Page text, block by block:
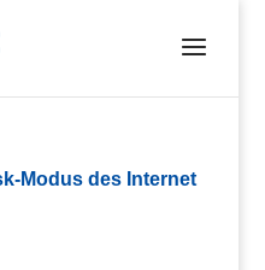
Modus des Internet